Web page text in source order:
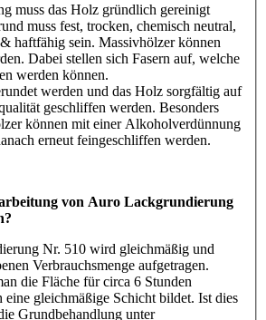
muss das Holz gründlich gereinigt
muss fest, trocken, chemisch neutral,
haftfähig sein. Massivhölzer können
Dabei stellen sich Fasern auf, welche
werden können.
werden und das Holz sorgfältig auf
geschliffen werden. Besonders
können mit einer Alkoholverdünnung
erneut feingeschliffen werden.
von Auro Lackgrundierung
Nr. 510 wird gleichmäßig und
Verbrauchsmenge aufgetragen.
die Fläche für circa 6 Stunden
eine gleichmäßige Schicht bildet. Ist dies
Grundbehandlung unter